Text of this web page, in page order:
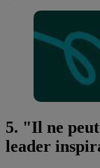
5. "Il ne
leader